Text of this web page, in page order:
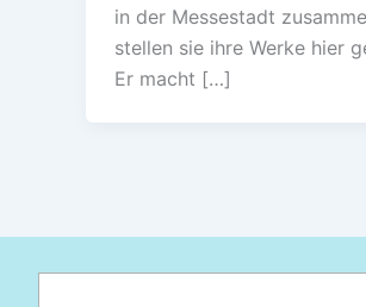
in der Messestadt
stellen sie ihre Werke hier
Er macht […]